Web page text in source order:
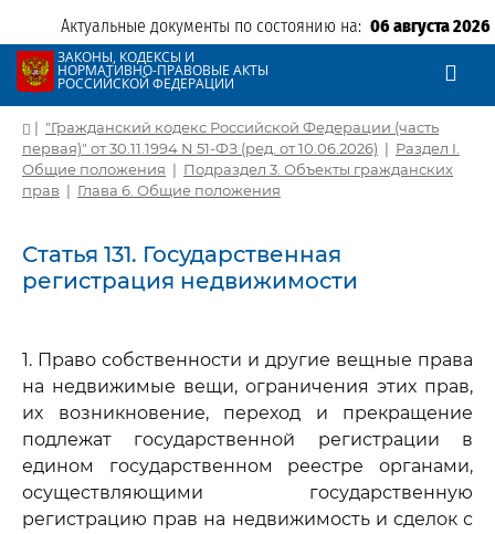
Актуальные документы по состоянию на: 06 августа 2026
ЗАКОНЫ, КОДЕКСЫ И
НОРМАТИВНО-ПРАВОВЫЕ АКТЫ
РОССИЙСКОЙ ФЕДЕРАЦИИ
| "Гражданский кодекс Российской Федерации (часть
первая)" от 30.11.1994 N 51-ФЗ (ред. от 10.06.2026) | Раздел I.
Общие положения | Подраздел 3. Объекты гражданских
прав | Глава 6. Общие положения
Статья 131. Государственная
регистрация недвижимости
1. Право собственности и другие вещные права
на недвижимые вещи, ограничения этих прав,
их возникновение, переход и прекращение
подлежат государственной регистрации в
едином государственном реестре органами,
осуществляющими государственную
регистрацию прав на недвижимость и сделок с